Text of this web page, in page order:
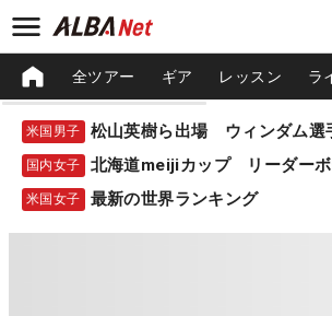
全ツアー ギア レッスン ラ
米国男子
国内女子 北海道meijiカップ リーダーボ
米国女子 最新の世界ランキング